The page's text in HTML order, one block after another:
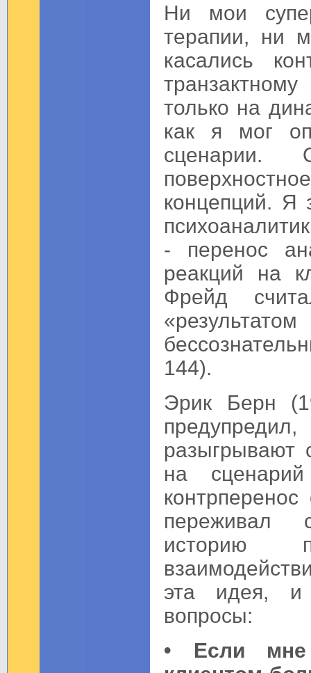
Ни мои
терапии, ни
касались
только на
как я мог
сценарии.
концепций. Я
- перенос
реакций на
Фрейд
144).
Эрик Берн
разыгрывают
на
переживал
историю
эта идея, и
вопросы:
• Если